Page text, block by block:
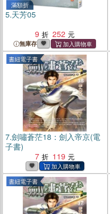
滿額折
5.天芳05
9
252
無庫存
書紐電子書
7.劍嘯蒼茫18：劍入帝京(電
子書)
7
119
書紐電子書